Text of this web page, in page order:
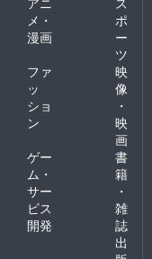
メ・
漫画
ポ
ー
ツ
ファ
ッ
ショ
ン
映
像
・
映
画
ゲー
ム・
サー
ビス
開発
書
籍
・
雑
誌
出